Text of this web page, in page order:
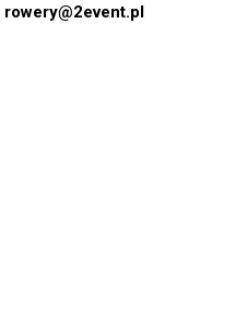
rowery@2event.pl